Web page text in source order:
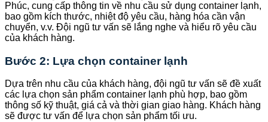
Phúc, cung cấp thông tin về nhu cầu sử dụng container lạnh,
bao gồm kích thước, nhiệt độ yêu cầu, hàng hóa cần vận
chuyển, v.v. Đội ngũ tư vấn sẽ lắng nghe và hiểu rõ yêu cầu
của khách hàng.
Bước 2: Lựa chọn container lạnh
Dựa trên nhu cầu của khách hàng, đội ngũ tư vấn sẽ đề xuất
các lựa chọn sản phẩm container lạnh phù hợp, bao gồm
thông số kỹ thuật, giá cả và thời gian giao hàng. Khách hàng
sẽ được tư vấn để lựa chọn sản phẩm tối ưu.